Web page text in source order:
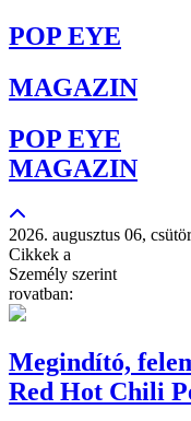
POP EYE
MAGAZIN
POP EYE
MAGAZIN
2026. augusztus 06,
Cikkek a
Személy szerint
rovatban:
Megindító,
Red Hot Chili